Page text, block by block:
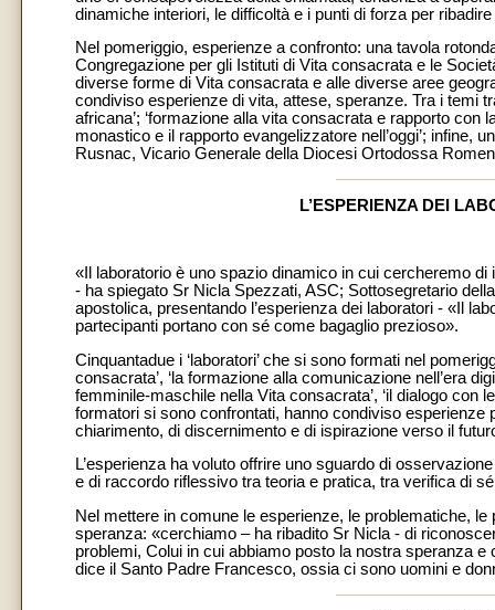
dinamiche interiori, le difficoltà e i punti di forza per
Nel pomeriggio, esperienze a confronto: una tavola
Congregazione per gli Istituti di Vita consacrata e le
diverse forme di Vita consacrata e alle diverse aree
condiviso esperienze di vita, attese, speranze. Tra i temi
africana’; ‘formazione alla vita consacrata e rapporto con
monastico e il rapporto evangelizzatore nell’oggi’; infine,
Rusnac, Vicario Generale della Diocesi Ortodossa
L’ESPERIENZA DEI
«Il laboratorio è uno spazio dinamico in cui cercheremo
- ha spiegato Sr Nicla Spezzati, ASC; Sottosegretario
apostolica, presentando l’esperienza dei laboratori - «Il
partecipanti portano con sé come bagaglio prezioso».
Cinquantadue i ‘laboratori’ che si sono formati nel
consacrata’, ‘la formazione alla comunicazione nell’era
femminile-maschile nella Vita consacrata’, ‘il dialogo con
formatori si sono confrontati, hanno condiviso
chiarimento, di discernimento e di ispirazione verso il
L’esperienza ha voluto offrire uno sguardo di
e di raccordo riflessivo tra teoria e pratica, tra verifica di
Nel mettere in comune le esperienze, le problematiche,
speranza: «cerchiamo – ha ribadito Sr Nicla - di
problemi, Colui in cui abbiamo posto la nostra speranza
dice il Santo Padre Francesco, ossia ci sono uomini e